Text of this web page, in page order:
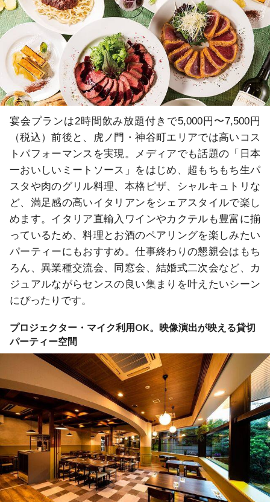
宴会プランは2時間飲み放題付きで5,000円〜7,500円
（税込）前後と、虎ノ門・神谷町エリアでは高いコス
トパフォーマンスを実現。メディアでも話題の「日本
一おいしいミートソース」をはじめ、超もちもち生パ
スタや肉のグリル料理、本格ピザ、シャルキュトリな
ど、満足感の高いイタリアンをシェアスタイルで楽し
めます。イタリア直輸入ワインやカクテルも豊富に揃
っているため、料理とお酒のペアリングを楽しみたい
パーティーにもおすすめ。仕事終わりの懇親会はもち
ろん、異業種交流会、同窓会、結婚式二次会など、カ
ジュアルながらセンスの良い集まりを叶えたいシーン
にぴったりです。
プロジェクター・マイク利用OK。映像演出が映える貸切
パーティー空間